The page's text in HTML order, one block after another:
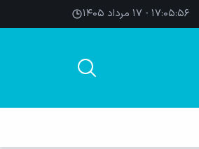
۱۷:۰۵:۵۶ - ۱۷ مرداد ۱۴۰۵